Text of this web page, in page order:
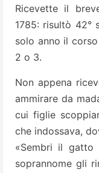
Ricevette il
1785: risultò 42°
solo anno il
2 o 3.
Non appena
ammirare da
cui figlie
che indossava,
«Sembri il
soprannome gli